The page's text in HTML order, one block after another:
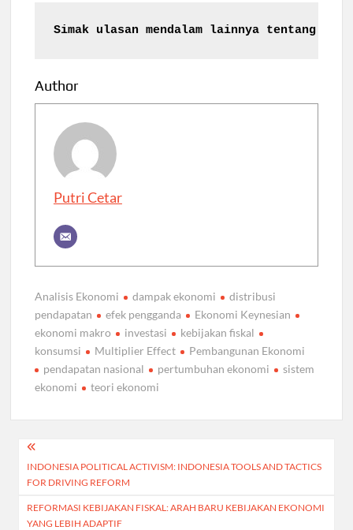
Simak ulasan mendalam lainnya tentang
Author
Putri Cetar
Analisis Ekonomi dampak ekonomi
distribusi
pendapatan
efek pengganda
Ekonomi Keynesian
ekonomi makro
investasi
kebijakan fiskal
konsumsi
Multiplier Effect
Pembangunan Ekonomi
pendapatan nasional
pertumbuhan ekonomi
sistem
ekonomi
teori ekonomi
Post
navigation
INDONESIA POLITICAL ACTIVISM: INDONESIA TOOLS AND TACTICS
FOR DRIVING REFORM
REFORMASI KEBIJAKAN FISKAL: ARAH BARU KEBIJAKAN EKONOMI
YANG LEBIH ADAPTIF